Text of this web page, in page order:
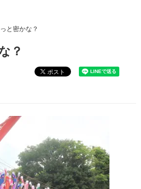
と密かな？
？
ポスト